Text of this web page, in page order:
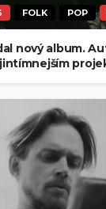
FOLK POP
nový album.